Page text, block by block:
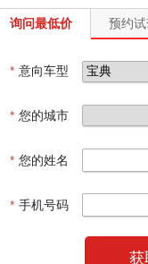
询问最低价 预约
* 意向车型
* 您的城市
* 您的姓名
* 手机号码
获